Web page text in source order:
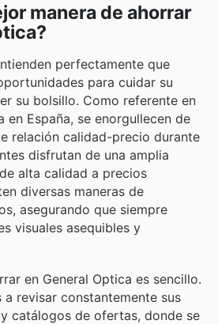
manera de ahorrar
perfectamente que
para cuidar su
su bolsillo. Como referente en
España, se enorgullecen de
relación calidad-precio durante
disfrutan de una amplia
alta calidad a precios
diversas maneras de
asegurando que siempre
visuales asequibles y
en General Optica es sencillo.
a revisar constantemente sus
catálogos de ofertas, donde se